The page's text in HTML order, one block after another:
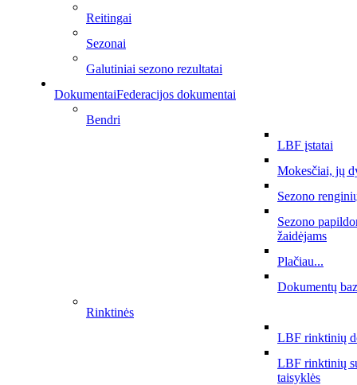
Reitingai
Sezonai
Galutiniai sezono rezultatai
DokumentaiFederacijos dokumentai
Bendri
LBF įstatai
Mokesčiai, jų
Sezono
Sezono
žaidėjams
Plačiau...
Dokumentų
Rinktinės
LBF rinktinių
LBF rinktinių
taisyklės